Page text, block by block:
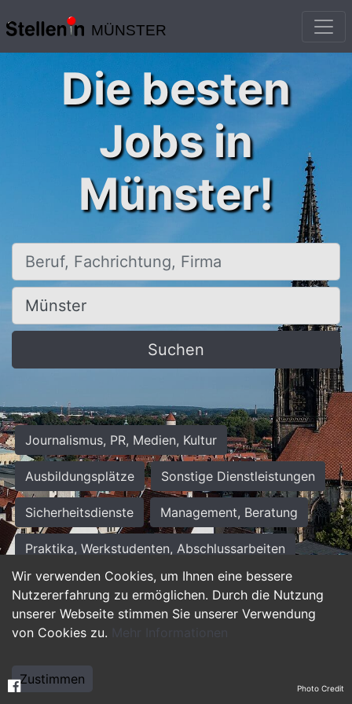
MÜNSTER
Wir verwenden Cookies, um Ihnen eine bessere
Nutzererfahrung zu ermöglichen. Durch die Nutzung
unserer Webseite stimmen Sie unserer Verwendung
von Cookies zu. Mehr Informationen
Zustimmen
Die besten
Jobs in
Münster!
Beruf, Fachrichtung, Firma
Ort, Stadt
Suchen
Journalismus, PR, Medien, Kultur
Ausbildungsplätze Sonstige Dienstleistungen
Sicherheitsdienste Management, Beratung
Praktika, Werkstudenten, Abschlussarbeiten
Personalwesen Assistenz, Sekretariat
Hilfskräfte, Aushilfs- und Nebenjobs
Weiterbildung, Studium, duale Ausbildung Photo Credit